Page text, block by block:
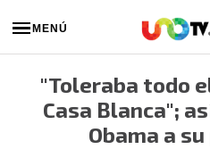
MENÚ
"Toleraba todo
Casa Blanca";
Obama a